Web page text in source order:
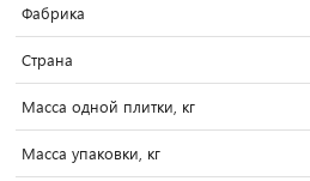
Фабрика
Страна
Масса одной плитки, кг
Масса упаковки, кг